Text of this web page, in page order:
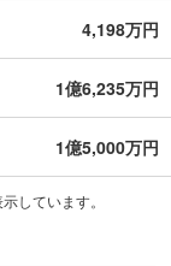
4,198万円
1億6,235万円
1億5,000万円
しています。